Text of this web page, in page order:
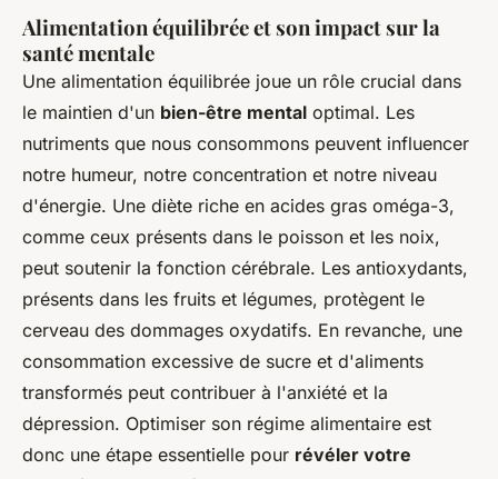
Alimentation équilibrée et son impact sur la
santé mentale
Une alimentation équilibrée joue un rôle crucial dans
le maintien d'un bien-être mental optimal. Les
nutriments que nous consommons peuvent influencer
notre humeur, notre concentration et notre niveau
d'énergie. Une diète riche en acides gras oméga-3,
comme ceux présents dans le poisson et les noix,
peut soutenir la fonction cérébrale. Les antioxydants,
présents dans les fruits et légumes, protègent le
cerveau des dommages oxydatifs. En revanche, une
consommation excessive de sucre et d'aliments
transformés peut contribuer à l'anxiété et la
dépression. Optimiser son régime alimentaire est
donc une étape essentielle pour révéler votre